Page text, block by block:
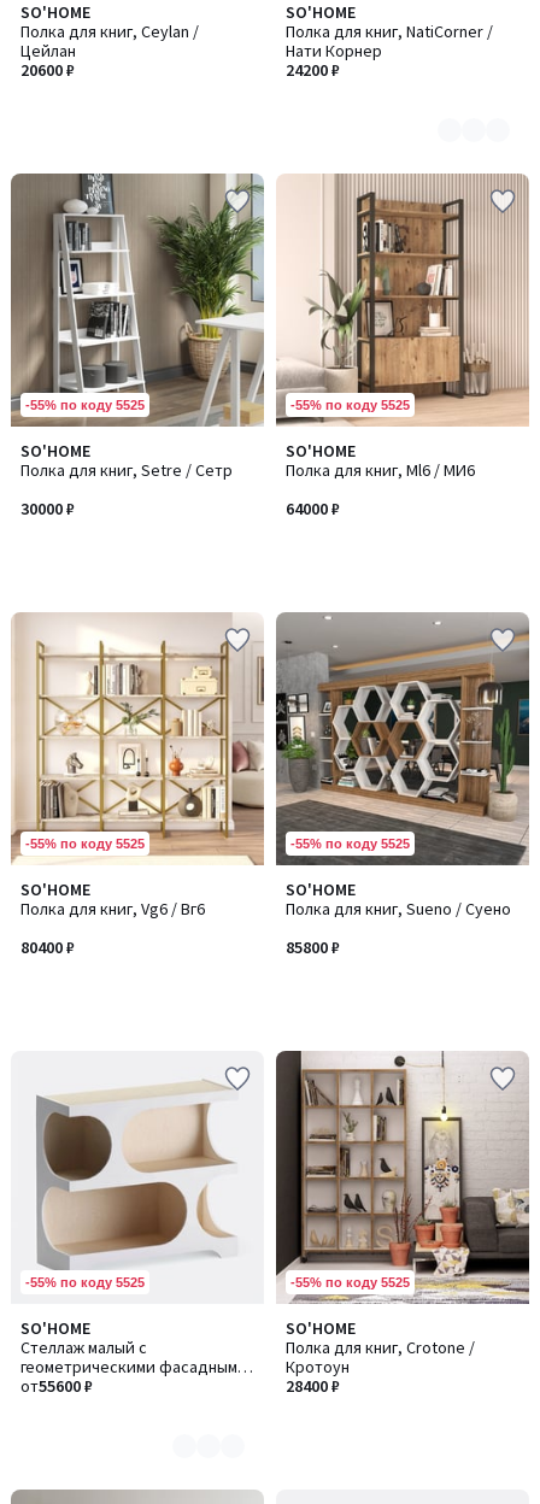
SO'HOME
Полка для книг, Ceylan /
Цейлан
20600 ₽
SO'HOME
Полка для книг, NatiCorner /
Нати Корнер
24200 ₽
Количество
цветов:
4
-55% по коду 5525
SO'HOME
Полка для книг, Setre / Сетр
30000 ₽
-55% по коду 5525
SO'HOME
Полка для книг, Ml6 / МИ6
64000 ₽
-55% по коду 5525
SO'HOME
Полка для книг, Vg6 / Вг6
80400 ₽
-55% по коду 5525
SO'HOME
Полка для книг, Sueno / Суено
85800 ₽
-55% по коду 5525
SO'HOME
Стеллаж малый с
геометрическими фасадными
вырезами, 110 см
от55600 ₽
Количество
цветов:
2
-55% по коду 5525
SO'HOME
Полка для книг, Crotone /
Кротоун
28400 ₽